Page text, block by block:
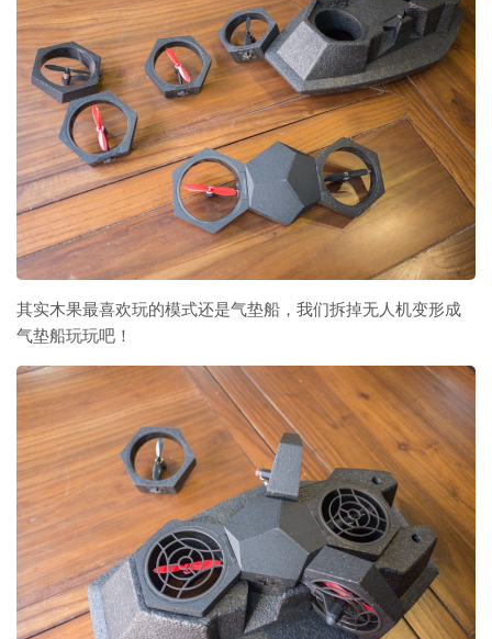
其实木果最喜欢玩的模式还是气垫船，我们拆掉无人机变形成
气垫船玩玩吧！